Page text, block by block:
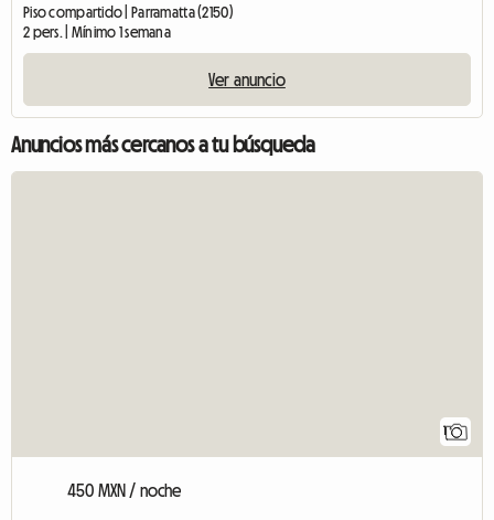
Piso compartido | Parramatta (2150)
2 pers. | Mínimo 1 semana
Ver anuncio
Anuncios más cercanos a tu búsqueda
450 MXN / noche